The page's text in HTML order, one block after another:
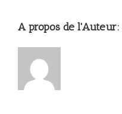
A propos de l'Auteur: